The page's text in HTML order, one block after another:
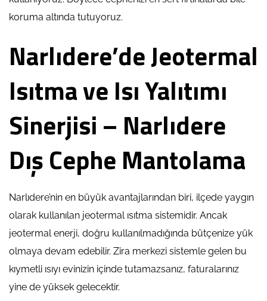
koruma altında tutuyoruz.
Narlıdere’de Jeotermal
Isıtma ve Isı Yalıtımı
Sinerjisi – Narlıdere
Dış Cephe Mantolama
Narlıdere’nin en büyük avantajlarından biri, ilçede yaygın
olarak kullanılan jeotermal ısıtma sistemidir. Ancak
jeotermal enerji, doğru kullanılmadığında bütçenize yük
olmaya devam edebilir. Zira merkezi sistemle gelen bu
kıymetli ısıyı evinizin içinde tutamazsanız, faturalarınız
yine de yüksek gelecektir.